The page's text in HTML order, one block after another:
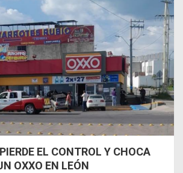
EL CONTROL Y CHOCA
OXXO EN LEÓN